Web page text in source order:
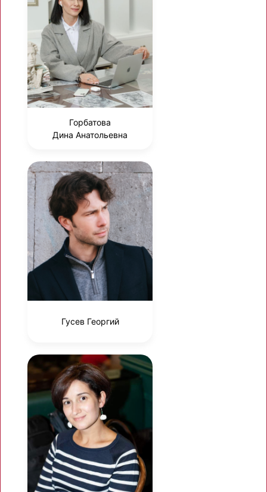
Горбатова
Дина Анатольевна
Гусев Георгий